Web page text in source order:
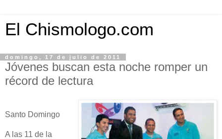
El Chismologo.com
domingo, 17 de julio de 2011
Jóvenes buscan esta noche romper un
récord de lectura
Santo Domingo
A las 11 de la